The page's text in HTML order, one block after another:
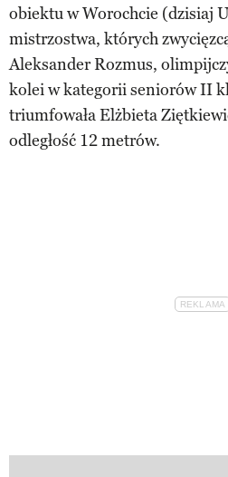
obiektu w Worochcie (dzisiaj
mistrzostwa, których
Aleksander Rozmus,
kolei w kategorii seniorów II
triumfowała Elżbieta
odległość 12 metrów.